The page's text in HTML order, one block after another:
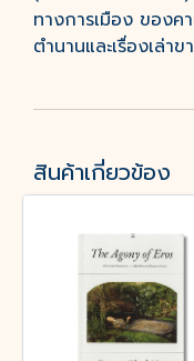
ทางการเมือง ของค
ตำนานและเรื่องเล่า
สินค้าเกี่ยวข้อง